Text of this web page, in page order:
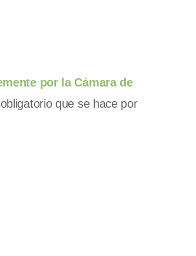
por la Cámara de
que se hace por